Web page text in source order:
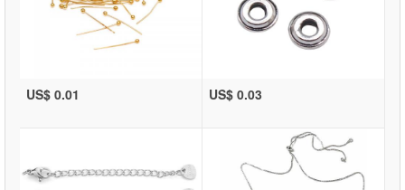
US$ 0.01 US$ 0.03